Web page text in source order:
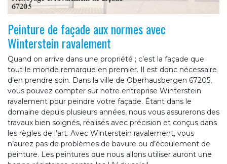
Peinture de façade aux normes avec
Winterstein ravalement
Quand on arrive dans une propriété ; c’est la façade que
tout le monde remarque en premier. Il est donc nécessaire
d’en prendre soin. Dans la ville de Oberhausbergen 67205,
vous pouvez compter sur notre entreprise Winterstein
ravalement pour peindre votre façade. Étant dans le
domaine depuis plusieurs années, nous vous assurerons des
travaux bien soignés, réalisés avec précision et conçus dans
les règles de l’art. Avec Winterstein ravalement, vous
n’aurez pas de problèmes de bavure ou d’écoulement de
peinture. Les peintures que nous allons utiliser auront une